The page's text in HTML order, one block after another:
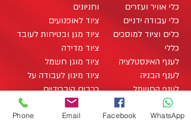
office@zo-tool.com
וחניונים
ציוד לאופנועים
ציוד מגן ובטיחות לעובד
ציוד מדידה
ציוד מוגן חשמל
ציוד מיגון לעבודה על
רכבים היברידיים
ציוד מתכלה / מוצרים
מתכלים
כלי אוויר ועזרים
כלי עבודה ידניים
כלים וציוד למוסכים
כללי
לענף האינסטלציה
לענף הבניה
לענף החשמל
לענף העץ
מארזי כלי עבודה
Phone Email Facebook WhatsApp